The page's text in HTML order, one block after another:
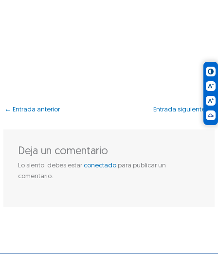
← Entrada anterior Entrada siguiente →
Deja un comentario
Lo siento, debes estar conectadopara publicar un
comentario.